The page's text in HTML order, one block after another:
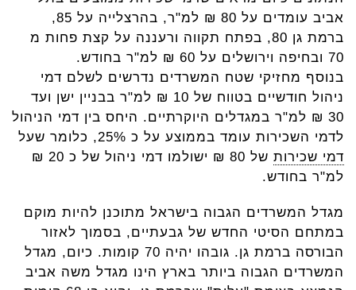
אביב עומדים על 80 ₪ למ"ר, בהרצלייה על 85,
ברמת גן 80, בפתח תקווה ורעננה על קצת פחות מ
70 ובחיפה וירושלים על 60 ₪ למ"ר בחודש.
בנוסף מחזיקי שטח המשרדים נדרשים לשלם דמי
ניהול חודשיים בטווח של 10 ₪ למ"ר בבניין ישן ועד
30 ₪ למ"ר במגדלים היוקרתיים. היחס בין דמי הניהול
לדמי השכירות עומד בממוצע על כ 25%, כלומר שעל
דמי שכירות
של 80 ₪ ישולמו דמי ניהול של כ 20 ₪
למ"ר בחודש.
מגדל המשרדים הגבוה בישראל מתוכנן להיות מוקם
במתחם הסיטי החדש של גבעתיים, בסמוך לאזור
הבורסה ברמת גן. גובהו יהיה 70 קומות. כיום, מגדל
המשרדים הגבוה ביותר בארץ הינו מגדל משה אביב